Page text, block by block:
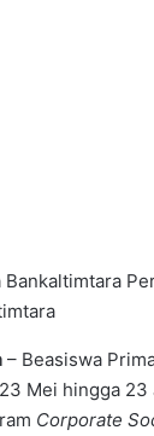
– Beasiswa
Mei hingga
Corporate